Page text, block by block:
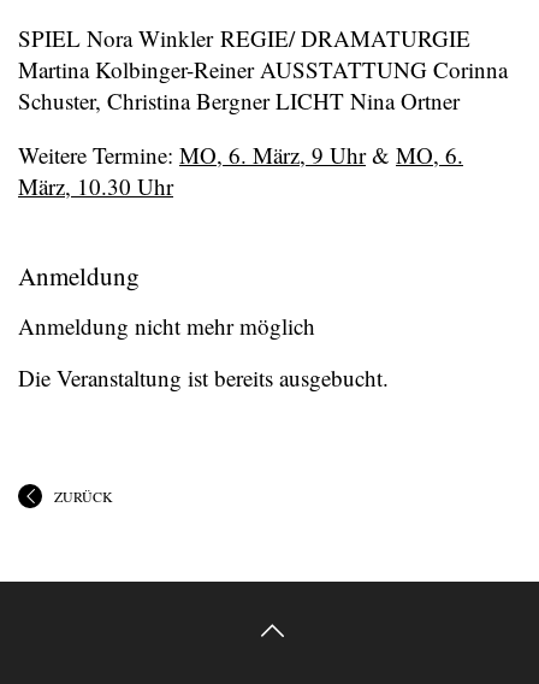
SPIEL Nora Winkler REGIE/ DRAMATURGIE
Martina Kolbinger-Reiner AUSSTATTUNG Corinna
Schuster, Christina Bergner LICHT Nina Ortner
Weitere Termine: MO, 6. März, 9 Uhr& MO, 6.
März, 10.30 Uhr
Anmeldung
Anmeldung nicht mehr möglich
Die Veranstaltung ist bereits ausgebucht.
ZURÜCK